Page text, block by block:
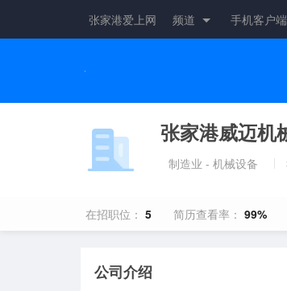
张家港爱上网 频道 手机客户端
张家港威迈机
制造业 - 机械设备
在招职位： 5 简历查看率： 99%
公司介绍